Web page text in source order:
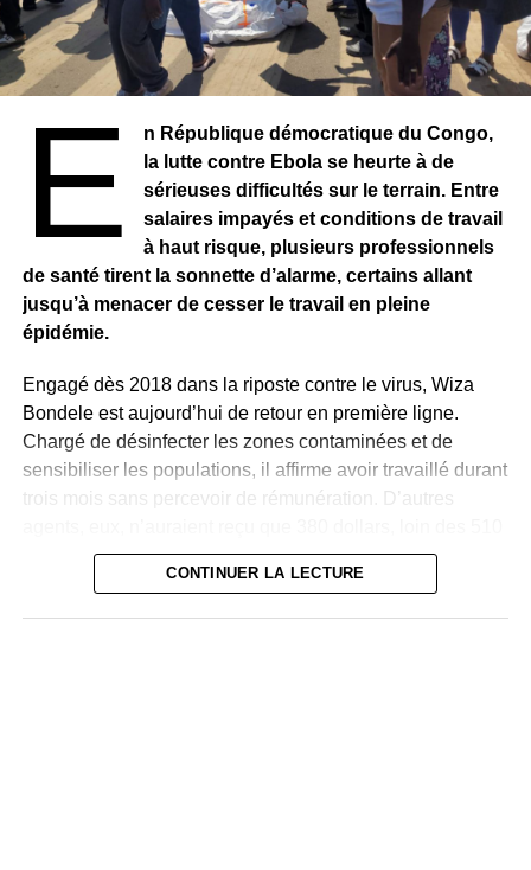
E
n République démocratique du Congo,
la lutte contre Ebola se heurte à de
sérieuses difficultés sur le terrain. Entre
salaires impayés et conditions de travail
à haut risque, plusieurs professionnels
de santé tirent la sonnette d’alarme, certains allant
jusqu’à menacer de cesser le travail en pleine
épidémie.
Engagé dès 2018 dans la riposte contre le virus, Wiza
Bondele est aujourd’hui de retour en première ligne.
Chargé de désinfecter les zones contaminées et de
sensibiliser les populations, il affirme avoir travaillé durant
trois mois sans percevoir de rémunération. D’autres
dollars initialement promis.
CONTINUER LA LECTURE